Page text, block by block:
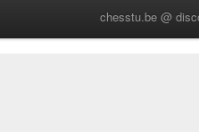
chesstu.be @